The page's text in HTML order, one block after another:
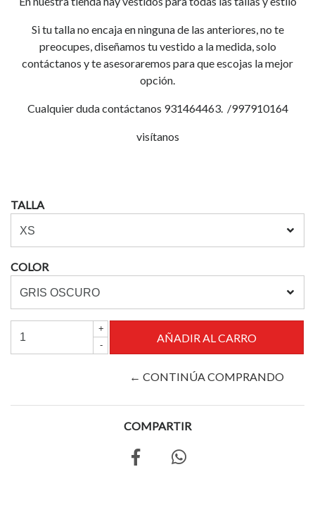
Si tu talla no encaja en ninguna de las anteriores, no te
preocupes, diseñamos tu vestido a la medida, solo
contáctanos y te asesoraremos para que escojas la mejor
opción.
Cualquier duda contáctanos 931464463. /997910164
visítanos
TALLA
COLOR
+
-
← CONTINÚA COMPRANDO
COMPARTIR